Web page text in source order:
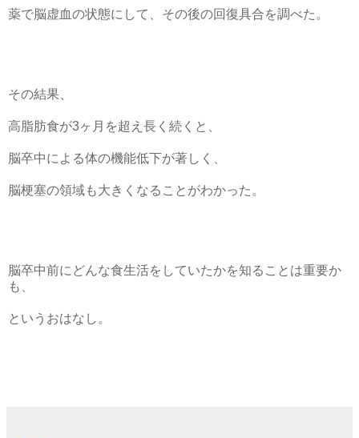
薬で脳虚血の状態にして、その後の回復具合を調べた。
その結果、
高脂肪食が3ヶ月を超え長く続くと、
脳卒中による体の機能低下が著しく、
脳梗塞の領域も大きくなることがわかった。
脳卒中前にどんな食生活をしていたかを知ることは重要か
も、
というおはなし。